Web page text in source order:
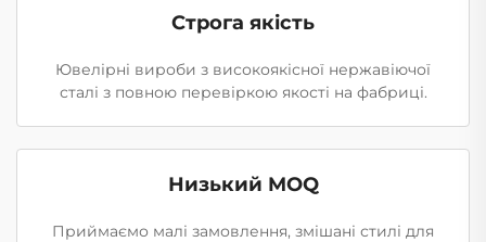
Строга якість
Ювелірні вироби з високоякісної нержавіючої
сталі з повною перевіркою якості на фабриці.
Низький MOQ
Приймаємо малі замовлення, змішані стилі для